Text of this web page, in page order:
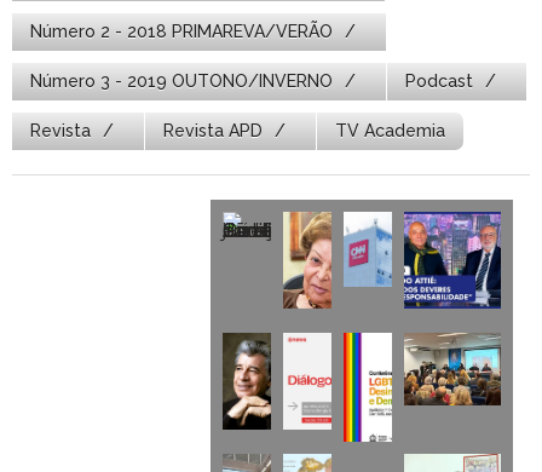
Número 2 - 2018 PRIMAREVA/VERÃO
Número 3 - 2019 OUTONO/INVERNO Podcast
Revista Revista APD TV Academia